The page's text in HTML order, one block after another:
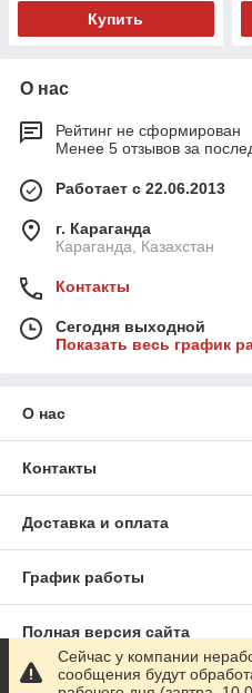
Купить
О нас
Рейтинг не сформирован
Менее 5 отзывов за
Работает с 22.06.2013
г. Караганда
Караганда, Казахстан
Контакты
Сегодня выходной
Показать весь график
О нас
Контакты
Доставка и оплата
График работы
Полная версия сайта
Сайт создан на
Сейчас у компании
сообщения будут